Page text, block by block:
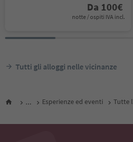
Da 100€
notte / ospiti IVA incl.
Tutti gli alloggi nelle vicinanze
... Esperienze ed eventi Tutte